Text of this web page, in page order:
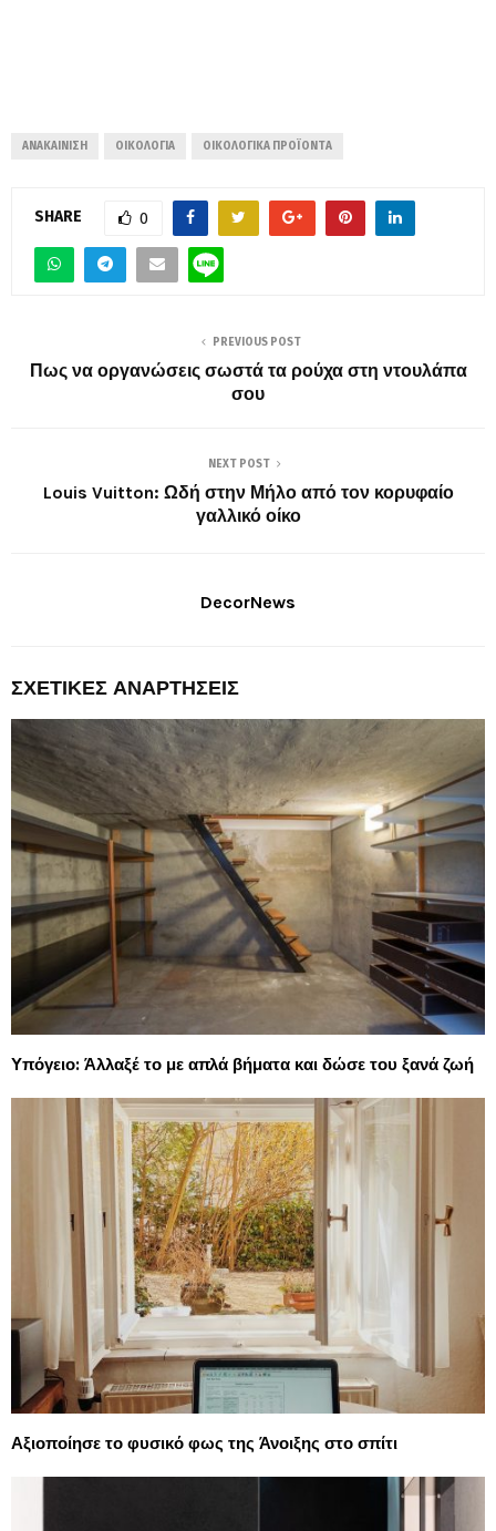
ΑΝΑΚΑΊΝΙΣΗ ΟΙΚΟΛΟΓΊΑ ΟΙΚΟΛΟΓΙΚΆ ΠΡΟΪΌΝΤΑ
SHARE 0
PREVIOUS POST
Πως να οργανώσεις σωστά τα ρούχα στη ντουλάπα
σου
NEXT POST
Louis Vuitton: Ωδή στην Μήλο από τον κορυφαίο
γαλλικό οίκο
DecorNews
ΣΧΕΤΙΚΈΣ ΑΝΑΡΤΉΣΕΙΣ
Υπόγειο: Άλλαξέ το με απλά βήματα και δώσε του ξανά ζωή
Αξιοποίησε το φυσικό φως της Άνοιξης στο σπίτι